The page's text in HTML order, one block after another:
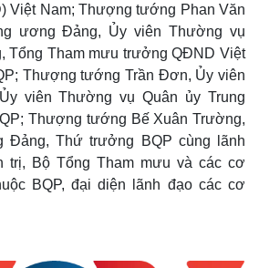
Việt Nam; Thượng tướng Phan Văn
ương Đảng, Ủy viên Thường vụ
Tổng Tham mưu trưởng QĐND Việt
Thượng tướng Trần Đơn, Ủy viên
viên Thường vụ Quân ủy Trung
Thượng tướng Bế Xuân Trường,
Đảng, Thứ trưởng BQP cùng lãnh
trị, Bộ Tổng Tham mưu và các cơ
BQP, đại diện lãnh đạo các cơ